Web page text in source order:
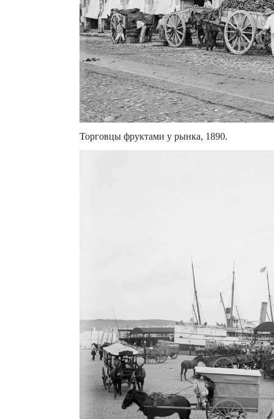
Торговцы фруктами у рынка, 1890.